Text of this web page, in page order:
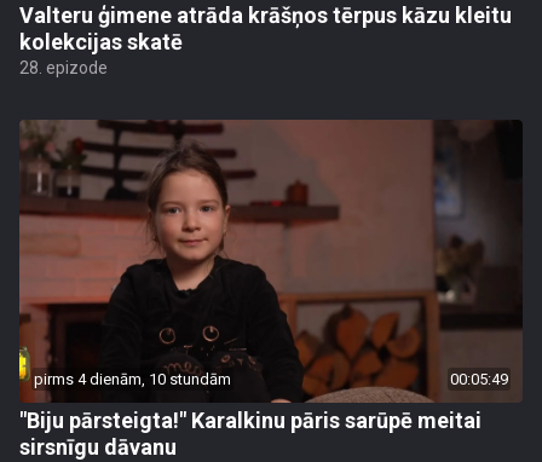
Valteru ģimene atrāda krāšņos tērpus kāzu kleitu
kolekcijas skatē
28. epizode
pirms 4 dienām, 10 stundām 00:05:49
"Biju pārsteigta!" Karalkinu pāris sarūpē meitai
sirsnīgu dāvanu